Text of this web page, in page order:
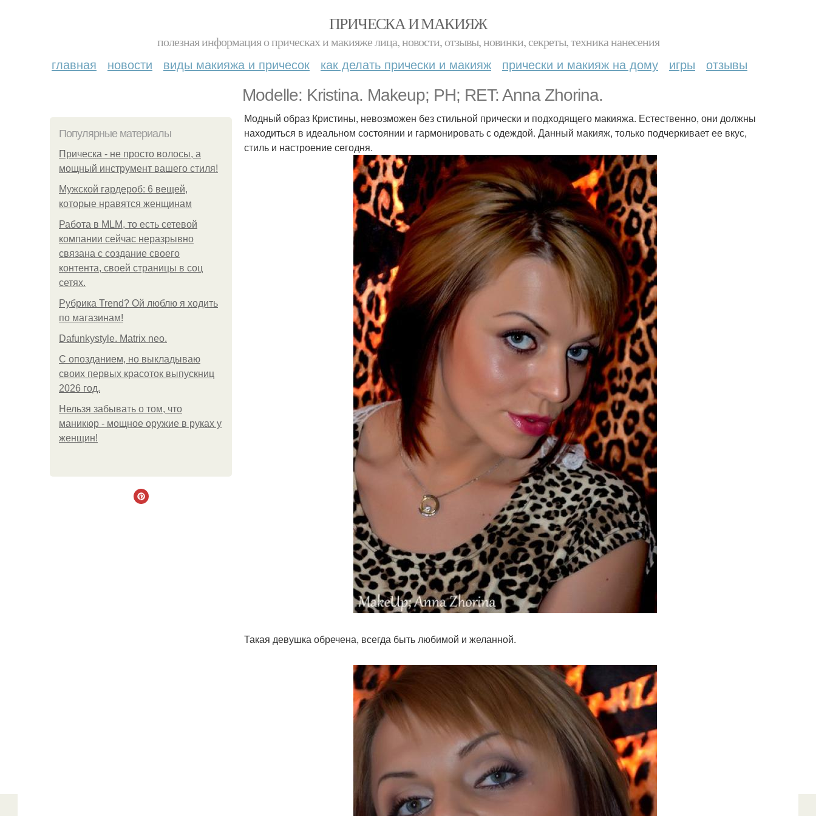
ПРИЧЕСКА И МАКИЯЖ
полезная информация о прическах и макияже лица, новости, отзывы, новинки, секреты, техника нанесения
главная новости виды макияжа и причесок как делать прически и макияж прически и макияж на дому игры отзывы
Modelle: Kristina. Makeup; PH; RET: Anna Zhorina.
Популярные материалы
Прическа - не просто волосы, а
мощный инструмент вашего стиля!
Мужской гардероб: 6 вещей,
которые нравятся женщинам
Работа в MLM, то есть сетевой
компании сейчас неразрывно
связана с создание своего
контента, своей страницы в соц
сетях.
Рубрика Trend? Ой люблю я ходить
по магазинам!
Dafunkystyle. Matrix neo.
С опозданием, но выкладываю
своих первых красоток выпускниц
2026 год.
Нельзя забывать о том, что
маникюр - мощное оружие в руках у
женщин!
Модный образ Кристины, невозможен без стильной прически и подходящего макияжа. Естественно, они должны
находиться в идеальном состоянии и гармонировать с одеждой. Данный макияж, только подчеркивает ее вкус,
стиль и настроение сегодня.
Такая девушка обречена, всегда быть любимой и желанной.